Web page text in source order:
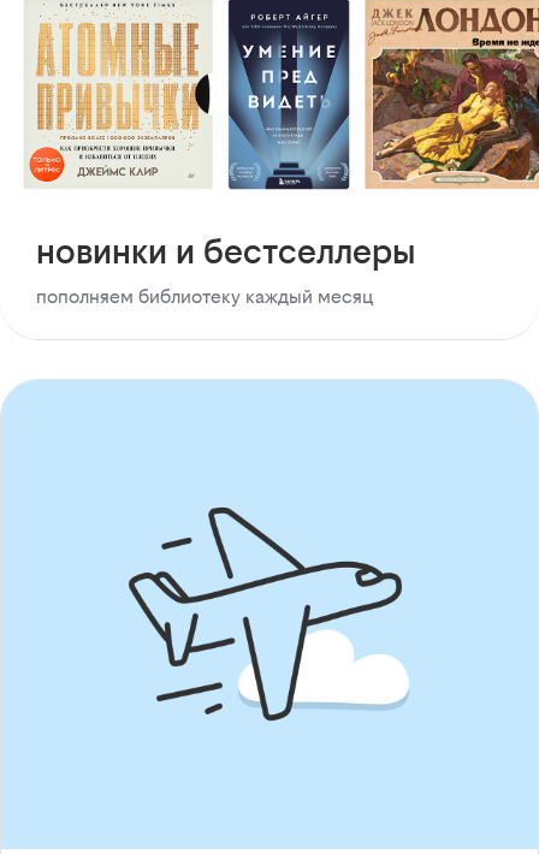
новинки и бестселлеры
пополняем библиотеку каждый месяц